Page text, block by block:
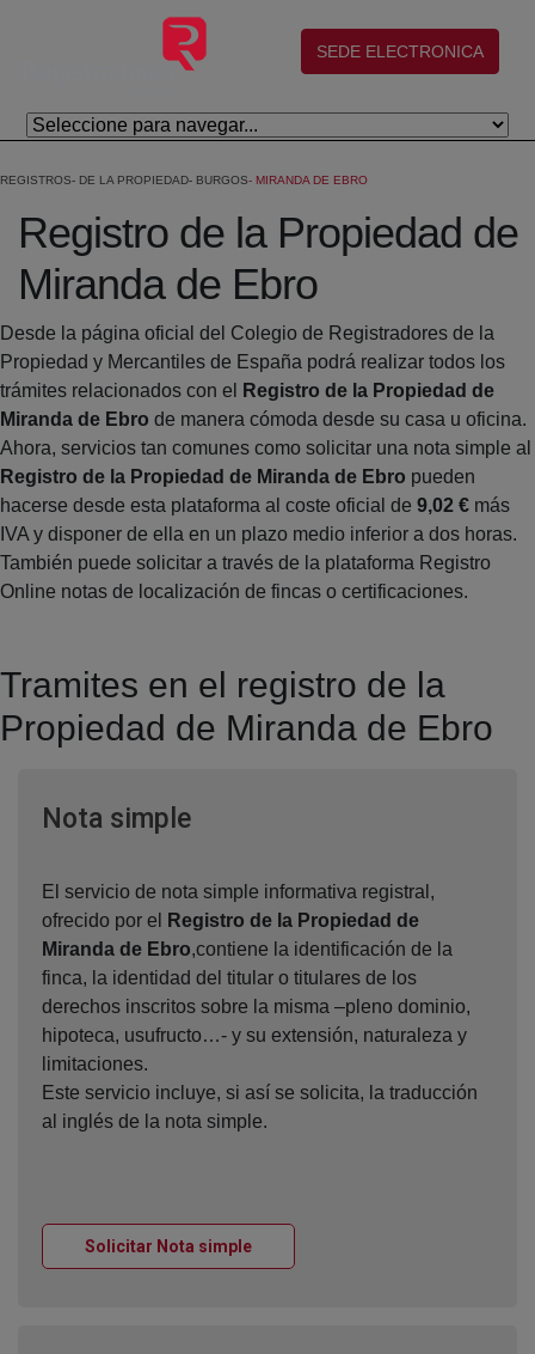
Salta al contingut principal
(abre en nueva ventana)
SEDE ELECTRONICA
REGISTROS DE LA PROPIEDAD BURGOS MIRANDA DE EBRO
Registro de la Propiedad de
Miranda de Ebro
Desde la página oficial del Colegio de Registradores de la
Propiedad y Mercantiles de España podrá realizar todos los
trámites relacionados con el
Registro de la Propiedad de
Miranda de Ebro de manera cómoda desde su casa u oficina.
Ahora, servicios tan comunes como solicitar una nota simple al
Registro de la Propiedad de Miranda de Ebro pueden
hacerse desde esta plataforma al coste oficial de 9,02 € más
IVA y disponer de ella en un plazo medio inferior a dos horas.
También puede solicitar a través de la plataforma Registro
Online notas de localización de fincas o certificaciones.
Tramites en el registro de la
Propiedad de Miranda de Ebro
Nota simpleVentana nueva
El servicio de nota simple informativa registral,
ofrecido por el
Registro de la Propiedad de
Miranda de Ebro,contiene la identificación de la
finca, la identidad del titular o titulares de los
derechos inscritos sobre la misma –pleno dominio,
hipoteca, usufructo…- y su extensión, naturaleza y
limitaciones.
Este servicio incluye, si así se solicita, la traducción
al inglés de la nota simple.
Solicitar Nota simpleVentana nueva